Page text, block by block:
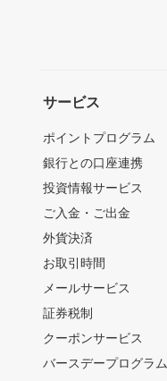
サービス
ポイントプログラム
銀行との口座連携
投資情報サービス
ご入金・ご出金
外貨決済
お取引時間
メールサービス
証券税制
クーポンサービス
バースデープログラム